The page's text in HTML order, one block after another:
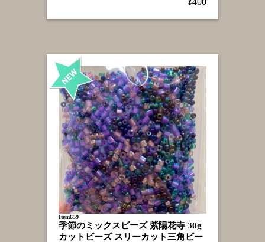
Item659
季節のミックスビーズ 紫陽花寺 30g
カットビーズ スリーカット三角ビー